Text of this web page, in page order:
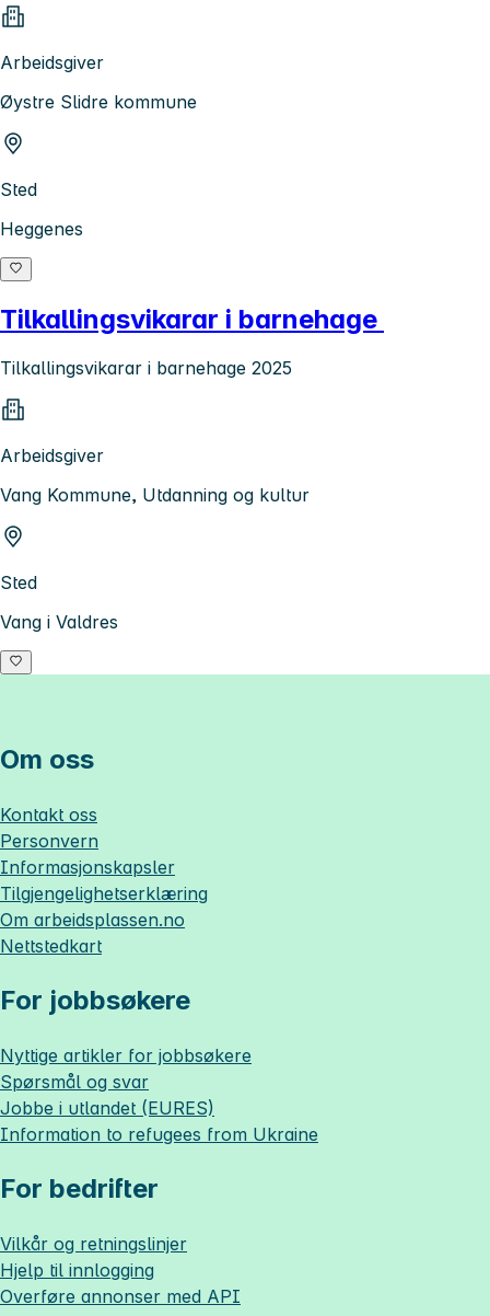
Arbeidsgiver
Øystre Slidre kommune
Sted
Heggenes
Tilkallingsvikarar i barnehage
Tilkallingsvikarar i barnehage 2025
Arbeidsgiver
Vang Kommune, Utdanning og kultur
Sted
Vang i Valdres
Om oss
Kontakt oss
Personvern
Informasjonskapsler
Tilgjengelighetserklæring
Om arbeidsplassen.no
Nettstedkart
For jobbsøkere
Nyttige artikler for jobbsøkere
Spørsmål og svar
Jobbe i utlandet (EURES)
Information to refugees from Ukraine
For bedrifter
Vilkår og retningslinjer
Hjelp til innlogging
Overføre annonser med API